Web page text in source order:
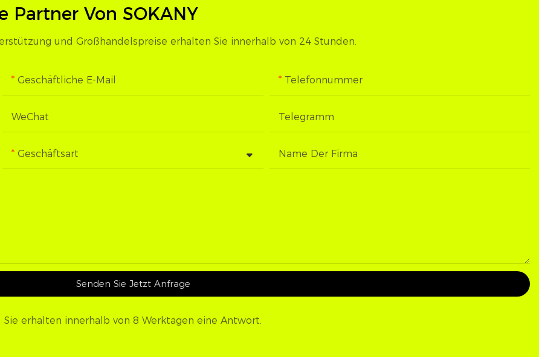
Partner Von SOKANY
und Großhandelspreise erhalten Sie innerhalb von 24 Stunden.
Geschäftliche E-Mail Telefonnummer
WeChat Telegramm
Geschäftsart Name Der Firma
Senden Sie Jetzt Anfrage
Sie erhalten innerhalb von 8 Werktagen eine Antwort.